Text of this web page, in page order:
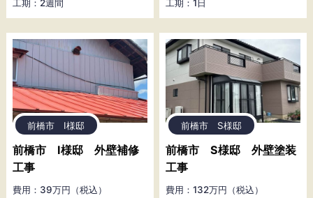
工期：2週間
工期：1日
前橋市 I様邸
前橋市 I様邸 外壁補修
工事
費用：39万円（税込）
前橋市 S様邸
前橋市 S様邸 外壁塗装
工事
費用：132万円（税込）